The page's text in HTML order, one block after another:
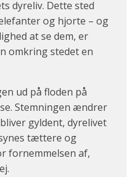
dyreliv. Dette sted
og hjorte – og
at se dem, er
omkring stedet en
ud på floden på
Stemningen ændrer
gyldent, dyrelivet
tættere og
fornemmelsen af,